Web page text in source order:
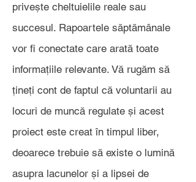
privește cheltuielile reale sau
succesul. Rapoartele săptămânale
vor fi conectate care arată toate
informațiile relevante. Vă rugăm să
țineți cont de faptul că voluntarii au
locuri de muncă regulate și acest
proiect este creat în timpul liber,
deoarece trebuie să existe o lumină
asupra lacunelor și a lipsei de